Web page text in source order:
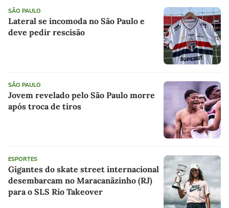
SÃO PAULO
Lateral se incomoda no São Paulo e
deve pedir rescisão
SÃO PAULO
Jovem revelado pelo São Paulo morre
após troca de tiros
ESPORTES
Gigantes do skate street internacional
desembarcam no Maracanãzinho (RJ)
para o SLS Rio Takeover